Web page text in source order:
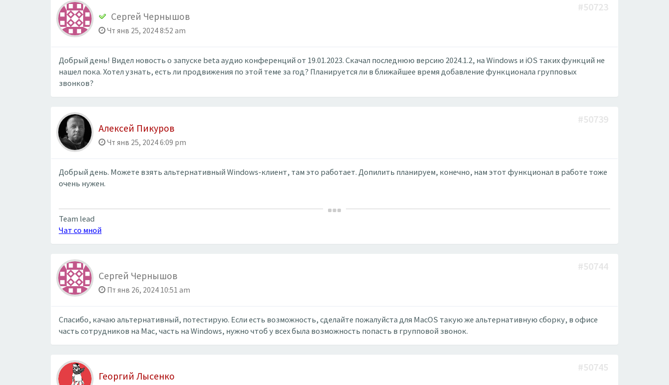
Сергей Чернышов
Чт янв 25, 2024 8:52 am
#50723
Добрый день! Видел новость о запуске beta аудио конференций от 19.01.2023. Скачал последнюю версию 2024.1.2, на Windows и iOS таких функций не
нашел пока. Хотел узнать, есть ли продвижения по этой теме за год? Планируется ли в ближайшее время добавление функционала групповых
звонков?
Алексей Пикуров
Чт янв 25, 2024 6:09 pm
#50739
Добрый день. Можете взять альтернативный Windows-клиент, там это работает. Допилить планируем, конечно, нам этот функционал в работе тоже
очень нужен.
Team lead
Чат со мной
Сергей Чернышов
Пт янв 26, 2024 10:51 am
#50744
Спасибо, качаю альтернативный, потестирую. Если есть возможность, сделайте пожалуйста для MacOS такую же альтернативную сборку, в офисе
часть сотрудников на Mac, часть на Windows, нужно чтоб у всех была возможность попасть в групповой звонок.
Георгий Лысенко
#50745